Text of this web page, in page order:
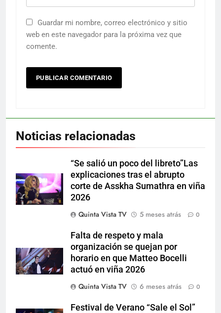
Guardar mi nombre, correo electrónico y sitio
web en este navegador para la próxima vez que
comente.
Noticias relacionadas
“Se salió un poco del libreto”Las
explicaciones tras el abrupto
corte de Asskha Sumathra en viña
2026
Quinta Vista TV
5 meses atrás 0
Falta de respeto y mala
organización se quejan por
horario en que Matteo Bocelli
actuó en viña 2026
Quinta Vista TV
6 meses atrás 0
Festival de Verano “Sale el Sol”